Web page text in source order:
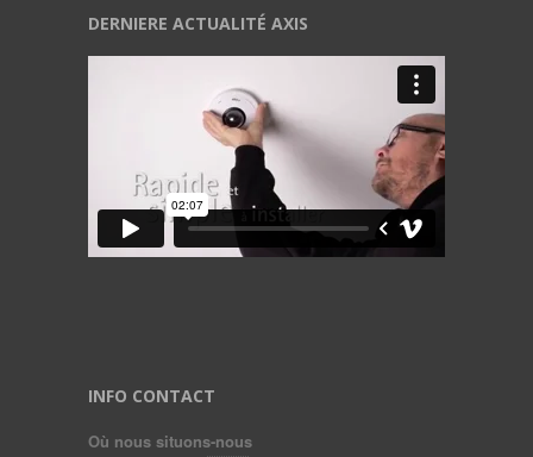
DERNIERE ACTUALITÉ AXIS
INFO CONTACT
Où nous situons-nous